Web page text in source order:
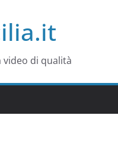
video di qualità